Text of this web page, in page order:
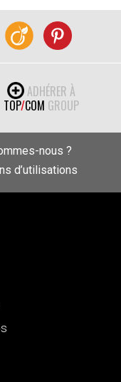
ADHÉRER À
TOP/COM GROUP
nous ?
d’utilisations